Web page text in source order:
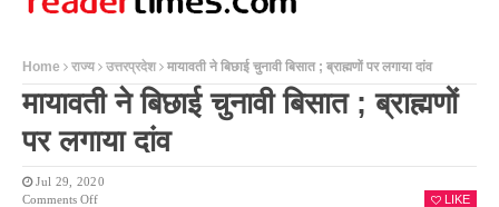
Home राज्य उत्तरप्रदेश मायावती ने बिछाई चुनावी बिसात ; ब्राह्मणों पर लगाया दांव
मायावती ने बिछाई चुनावी बिसात ; ब्राह्मणों
पर लगाया दांव
Jul 29, 2020
Comments OffOn
LIKE